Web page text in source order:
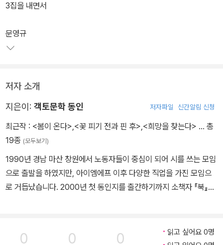
3집을 내면서
문영규
저자 소개
지은이: 객토문학 동인 저자파일 신간알림 신청
최근작 : <봄이 온다>,<꽃 피기 전과 핀 후>,<희망을 찾는다> … 총
19종 (모두보기)
1990년 경남 마산 창원에서 노동자들이 중심이 되어 시를 쓰는 모임
으로 출발을 하였지만, 아이엠에프 이후 다양한 직업을 가진 모임으
로 거듭났습니다. 2000년 첫 동인지를 출간하기까지 소책자 『북』을
을 넘어 삶의 목소리를 전달하기 위해 공통의 주제를 선정하여 동인
개개인의 개성을 살린 작품을 생산해 내고자 노력하고 있습니다. 각
0 0 0
읽고 싶어요 0명